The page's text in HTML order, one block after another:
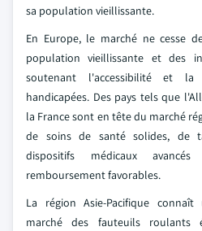
sa population vieillissante.
En Europe, le marché ne cesse
population vieillissante et des
soutenant l'accessibilité et la
handicapées. Des pays tels que
la France sont en tête du marché
de soins de santé solides, de
dispositifs médicaux
remboursement favorables.
La région Asie-Pacifique
marché des fauteuils roulants